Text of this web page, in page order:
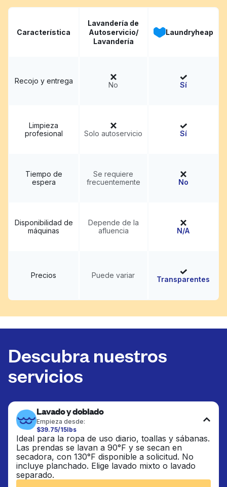
Característica
Lavandería de
Autoservicio/
Lavandería
Laundryheap
Recojo y entrega No Sí
Limpieza
profesional
Solo autoservicio Sí
Tiempo de
espera
Se requiere
frecuentemente
No
Disponibilidad de
máquinas
Depende de la
afluencia
N/A
Precios Puede variar Transparentes
Descubra nuestros
servicios
Lavado y doblado
Empieza desde:
$39.75/15lbs
Ideal para la ropa de uso diario, toallas y sábanas.
Las prendas se lavan a 90°F y se secan en
secadora, con 130°F disponible a solicitud. No
incluye planchado. Elige lavado mixto o lavado
separado.